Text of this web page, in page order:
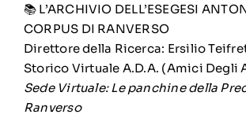
📚 L’ARCHIVIO DELL’ESEGESI
CORPUS DI RANVERSO
Direttore della Ricerca: Ersilio
Storico Virtuale A.D.A. (Amici Degli
Sede Virtuale: Le panchine della
Ranverso